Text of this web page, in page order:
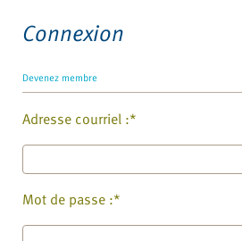
Connexion
Devenez membre
Adresse courriel :*
Mot de passe :*